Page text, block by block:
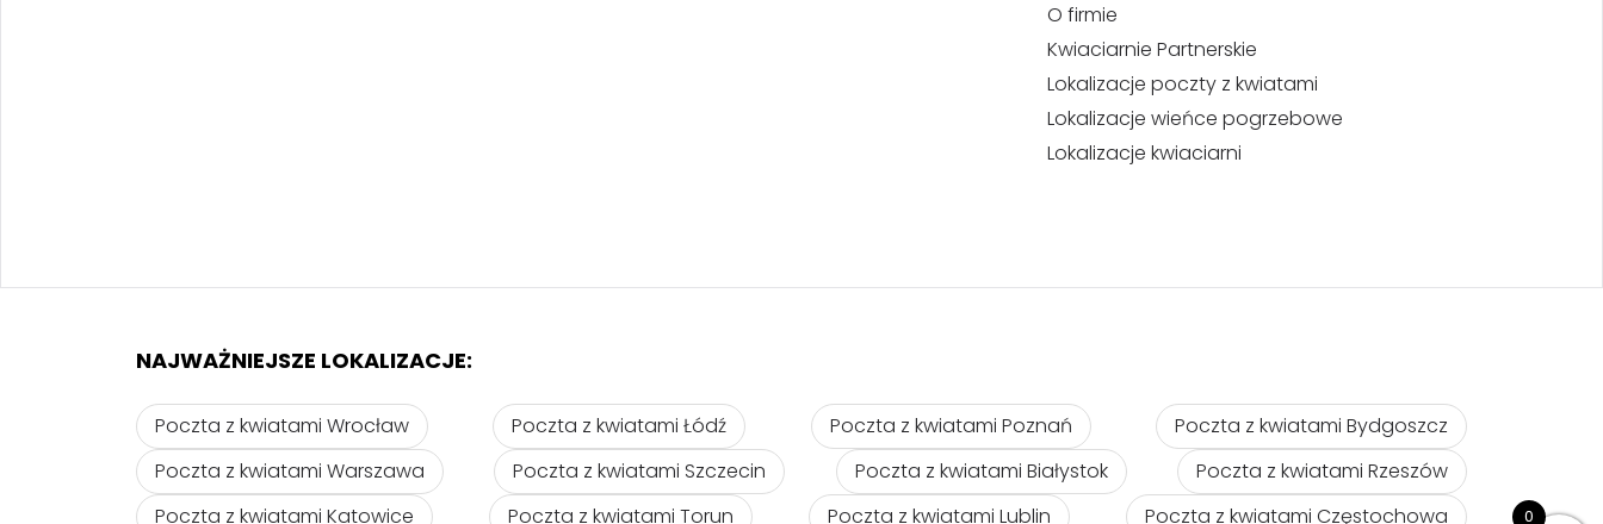
O firmie
Kwiaciarnie Partnerskie
Lokalizacje poczty z kwiatami
Lokalizacje wieńce pogrzebowe
Lokalizacje kwiaciarni
NAJWAŻNIEJSZE LOKALIZACJE:
Poczta z kwiatami Wrocław Poczta z kwiatami Łódź Poczta z kwiatami Poznań
Poczta z kwiatami Bydgoszcz
Poczta z kwiatami Warszawa
Poczta z kwiatami Szczecin Poczta z kwiatami Białystok
Poczta z kwiatami Rzeszów
Poczta z kwiatami Katowice
Poczta z kwiatami Torun Poczta z kwiatami Lublin Poczta z kwiatami Częstochowa 0